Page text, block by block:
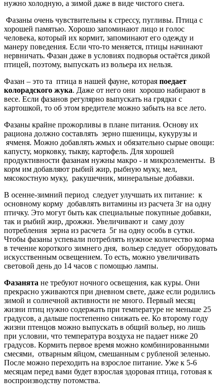
нужно холодную, а зимой даже в виде чистого снега.
Фазаны очень чувствительны к стрессу, пугливы. Птица с
хорошей памятью. Хорошо запоминают лицо и голос
человека, который их кормит, запоминают его одежду и
манеру поведения. Если что-то меняется, птицы начинают
нервничать. Фазан даже в условиях подворья остаётся дикой
птицей, поэтому, выпускать из вольера их нельзя.
Фазан – это та птица в нашей фауне, которая поедает
колорадского жука. Даже от него они хорошо набирают в
весе. Если фазанов регулярно выпускать на грядки с
картошкой, то об этом вредителе можно забыть на все лето.
Фазаны крайне прожорливы в плане питания. Основу их
рациона должно составлять зерно пшеницы, кукурузы и
ячменя. Можно добавлять жмых и обязательно сырые овощи:
капусту, морковку, тыкву, картофель. Для хорошей
продуктивности фазанам нужны макро - и микроэлементы. В
корм им добавляют рыбий жир, рыбную муку, мел,
мясокостную муку, ракушечник, минеральные добавки.
В осенне-зимний период следует улучшать их питание: к
основному корму добавлять витамины из расчета 3г на одну
птичку. Это могут быть как специальные покупные добавки,
так и рыбий жир, дрожжи. Увеличивают и саму дозу
потребления зерна из расчета 5г на одну особь в сутки.
Чтобы фазаны успевали потреблять нужное количество корма
в течение короткого зимнего дня, вольер следует оборудовать
искусственным освещением. То есть, можно увеличивать
световой день до 14 часов с помощью лампы.
Фазанята не требуют ночного освещения, как куры. Они
прекрасно уживаются при дневном свете, даже если родились
зимой и солнечной активности не много. Первый месяц
жизни птиц нужно содержать при температуре не меньше 25
градусов, а дальше постепенно снижать ее. Ко второму году
жизни птенцов можно выпускать в общий вольер, но лишь
при условии, что температура воздуха не падает ниже 20
градусов. Кормить первое время можно комбинированными
смесями, отварным яйцом, смешанным с рубленой зеленью.
После можно переходить на взрослое питание. Уже к 5-6
месяцам перед вами будет взрослая здоровая птица, готовая к
воспроизводству потомства.